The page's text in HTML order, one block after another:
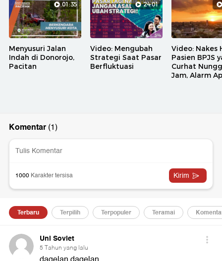
01:35
Menyusuri Jalan
Indah di Donorojo,
Pacitan
24:01
Video: Mengubah
Strategi Saat Pasar
Berfluktuasi
Video: Nakes
Pasien BPJS
Curhat
Jam, Alarm